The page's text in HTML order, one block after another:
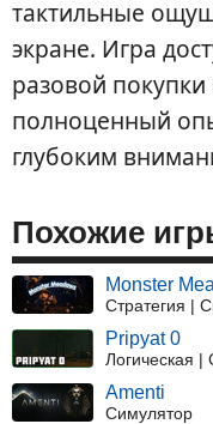
тактильные
экране. Игра
разовой покупки
полноценный
глубоким
Похожие
Monster
Стратегия |
Pripyat 0
Логическая |
Amenti
Симулятор